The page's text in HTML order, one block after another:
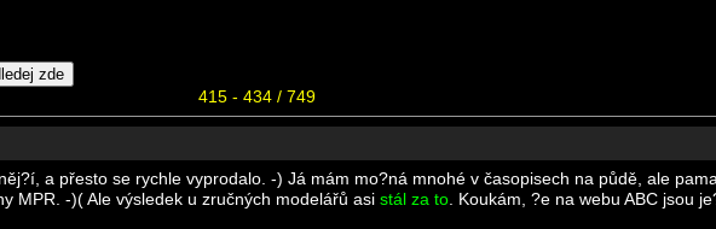
415 - 434 / 749
a přesto se rychle vyprodalo. -) Já mám mo?ná mnohé v časopisech na půdě, ale
MPR. -)( Ale výsledek u zručných modelářů asi stál za to. Koukám, ?e na webu ABC jsou